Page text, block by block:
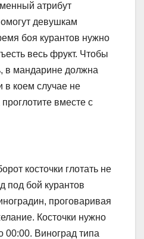
атрибут
девушкам
боя курантов нужно
весь фрукт. Чтобы
в мандарине должна
в коем случае не
вместе с
косточки глотать не
под бой курантов
проговаривая
Косточки нужно
00:00. Виноград типа